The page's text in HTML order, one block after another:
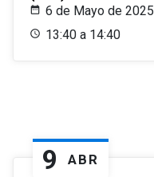
6 de Mayo de 2025
13:40 a 14:40
9 ABR